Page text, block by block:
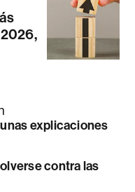
explicaciones
contra las